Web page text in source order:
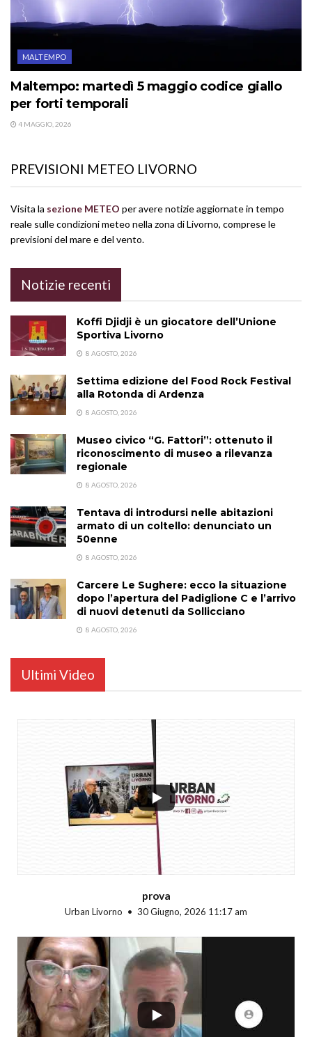
MALTEMPO
Maltempo: martedì 5 maggio codice giallo
per forti temporali
4 MAGGIO, 2026
PREVISIONI METEO LIVORNO
Visita la sezione METEO per avere notizie aggiornate in tempo
reale sulle condizioni meteo nella zona di Livorno, comprese le
previsioni del mare e del vento.
Notizie recenti
Koffi Djidji è un giocatore dell’Unione
Sportiva Livorno
8 AGOSTO, 2026
Settima edizione del Food Rock Festival
alla Rotonda di Ardenza
8 AGOSTO, 2026
Museo civico “G. Fattori”: ottenuto il
riconoscimento di museo a rilevanza
regionale
8 AGOSTO, 2026
Tentava di introdursi nelle abitazioni
armato di un coltello: denunciato un
50enne
8 AGOSTO, 2026
Carcere Le Sughere: ecco la situazione
dopo l’apertura del Padiglione C e l’arrivo
di nuovi detenuti da Sollicciano
8 AGOSTO, 2026
Ultimi Video
prova
Urban Livorno 30 Giugno, 2026 11:17 am